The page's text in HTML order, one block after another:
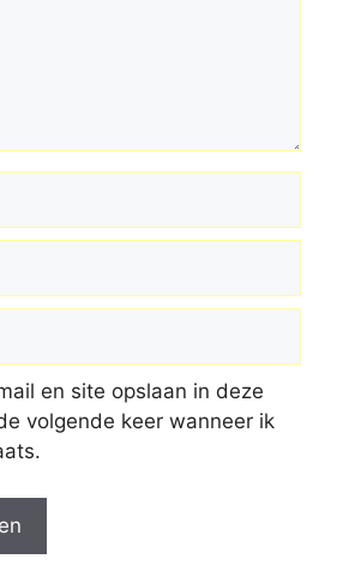
en site opslaan in deze
volgende keer wanneer ik